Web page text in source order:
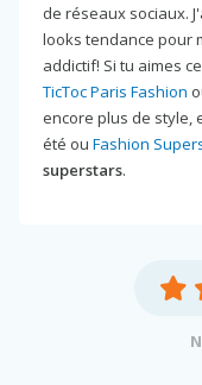
de réseaux sociaux.
looks tendance pour
addictif! Si tu aimes
TicToc Paris Fashion
encore plus de style,
été ou Fashion
superstars.